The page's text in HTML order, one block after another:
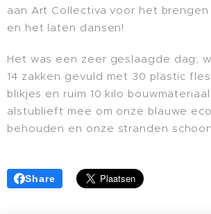
aan Art Collectiva voor het brengen
en het laten dansen!
Het was een zeer geslaagde dag;
14 zakken gevuld met 30 plastic
blikjes en ruim 10 kilo
alstublieft mee om onze blauwe
behouden en onze stranden
Share